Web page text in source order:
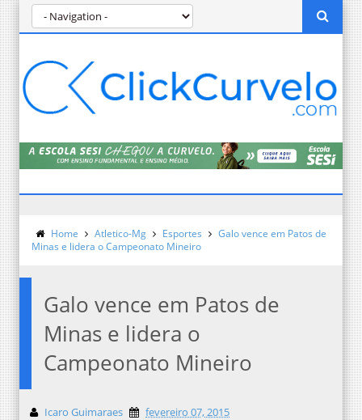
Home Atletico-Mg Esportes
Galo vence em Patos de
Minas e lidera o Campeonato Mineiro
Galo vence em Patos de
Minas e lidera o
Campeonato Mineiro
Icaro Guimaraes fevereiro 07, 2015